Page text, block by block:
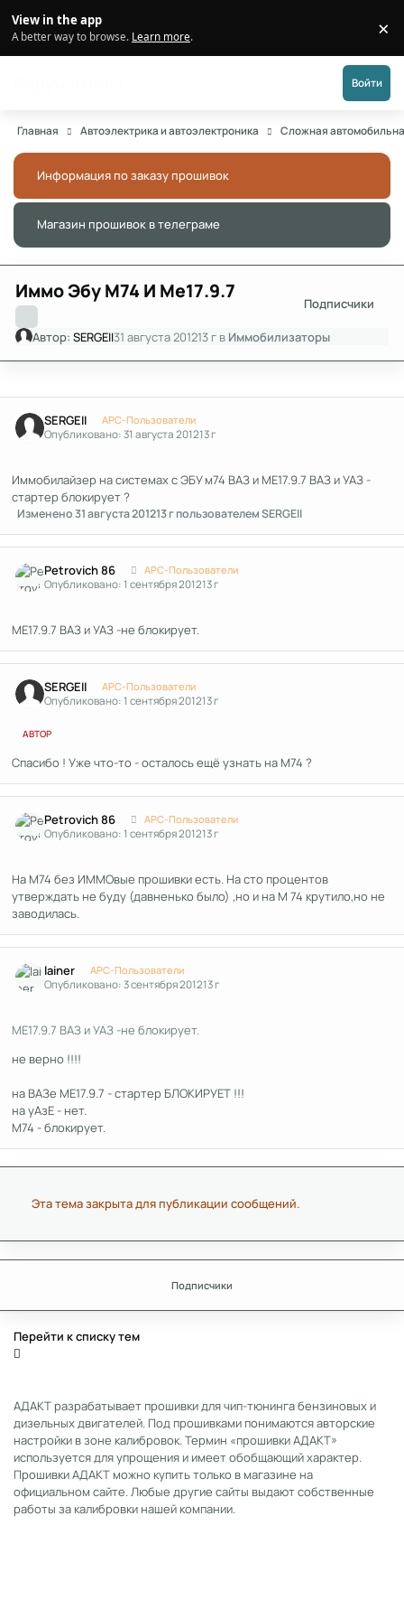
View in the app
A better way to browse. Learn more. ×
Войти
Главная Автоэлектрика и автоэлектроника Сложная
Информация по заказу прошивок
Магазин прошивок в телеграме
Иммо Эбу М74 И Ме17.9.7
Подписчики
Автор:SERGEII31 августа 201213 г в Иммобилизаторы
SERGEII APC-Пользователи
Опубликовано:31 августа 201213 г
Иммобилайзер на системах с ЭБУ м74 ВАЗ и МЕ17.9.7 ВАЗ и УАЗ -
стартер блокирует ?
Изменено31 августа 201213 гпользователем SERGEII
Petrovich 86 APC-Пользователи
Опубликовано:1 сентября 201213 г
МЕ17.9.7 ВАЗ и УАЗ -не блокирует.
SERGEII APC-Пользователи
Опубликовано:1 сентября 201213 г
АВТОР
Спасибо ! Уже что-то - осталось ещё узнать на М74 ?
Petrovich 86 APC-Пользователи
Опубликовано:1 сентября 201213 г
На М74 без ИММОвые прошивки есть. На сто процентов
утверждать не буду (давненько было) ,но и на М 74 крутило,но не
заводилась.
lainer APC-Пользователи
Опубликовано:3 сентября 201213 г
МЕ17.9.7 ВАЗ и УАЗ -не блокирует.
не верно !!!!
на ВАЗе МЕ17.9.7 - стартер БЛОКИРУЕТ !!!
на уАзЕ - нет.
М74 - блокирует.
Эта тема закрыта для публикации сообщений.
Подписчики
Перейти к списку тем
АДАКТ разрабатывает прошивки для чип-тюнинга бензиновых и
дизельных двигателей. Под прошивками понимаются авторские
настройки в зоне калибровок. Термин «прошивки АДАКТ»
используется для упрощения и имеет обобщающий характер.
Прошивки АДАКТ можно купить только в магазине на
официальном сайте. Любые другие сайты выдают собственные
работы за калибровки нашей компании.